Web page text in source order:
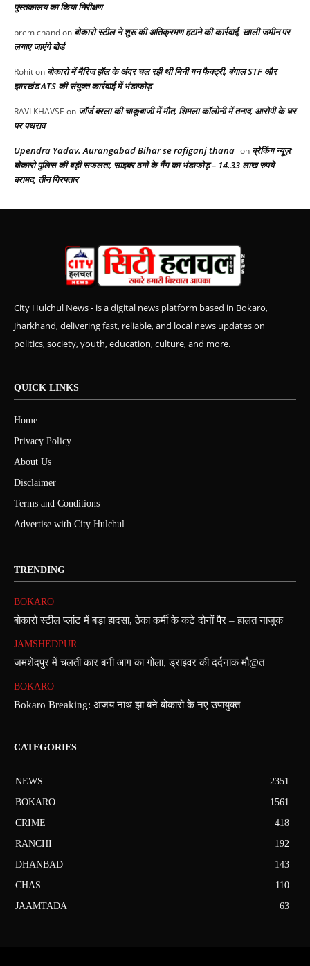
पुस्तकालय का किया निरीक्षण
prem chandon बोकारो स्टील ने शुरू की अतिक्रमण हटाने की कार्रवाई, खाली जमीन पर
लगाए जाएंगे बोर्ड
Rohiton बोकारो में मैरिज हॉल के अंदर चल रही थी मिनी गन फैक्ट्री, बंगाल STF और
झारखंड ATS की संयुक्त कार्रवाई में भंडाफोड़
RAVI KHAVSE on जॉर्ज बरला की चाकूबाजी में मौत, शिमला कॉलोनी में तनाव, आरोपी के घर
पर पथराव
Upendra Yadav. Aurangabad Bihar se rafiganj thana on ब्रेकिंग न्यूज़:
बोकारो पुलिस की बड़ी सफलता, साइबर ठगों के गैंग का भंडाफोड़ – 14.33 लाख रुपये
बरामद, तीन गिरफ्तार
City Hulchul News - is a digital news platform based in Bokaro,
Jharkhand, delivering fast, reliable, and local news updates on
politics, society, youth, education, culture, and more.
QUICK LINKS
Home
Privacy Policy
About Us
Disclaimer
Terms and Conditions
Advertise with City Hulchul
TRENDING
BOKARO
बोकारो स्टील प्लांट में बड़ा हादसा, ठेका कर्मी के कटे दोनों पैर – हालत नाजुक
JAMSHEDPUR
जमशेदपुर में चलती कार बनी आग का गोला, ड्राइवर की दर्दनाक मौ@त
BOKARO
Bokaro Breaking: अजय नाथ झा बने बोकारो के नए उपायुक्त
CATEGORIES
NEWS
2351
BOKARO
1561
CRIME
418
RANCHI
192
DHANBAD
143
CHAS
110
JAAMTADA
63